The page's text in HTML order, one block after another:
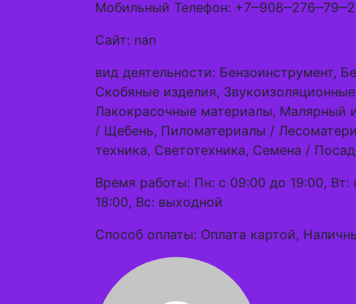
Мобильный Телефон:
Сайт: nan
вид деятельности:
Скобяные изделия,
Лакокрасочные материалы, Малярный
/ Щебень, Пиломатериалы /
техника, Светотехника, Семена /
Время работы: Пн: с 09:00 до 19:00,
18:00, Вс: выходной
Способ оплаты: Оплата картой,